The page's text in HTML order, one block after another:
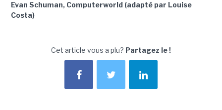
Evan Schuman, Computerworld (adapté par Louise
Costa)
Cet article vous a plu? Partagez le !